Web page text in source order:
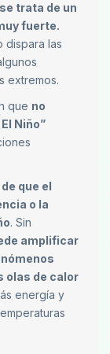
trata de un
fuerte.
dispara las
extremos.
que no
Niño”
que el
o la
. Sin
amplificar
olas de calor
energía y